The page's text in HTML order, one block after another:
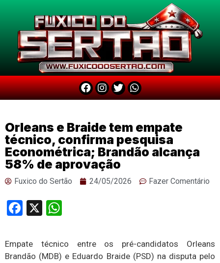
Orleans e Braide tem empate
técnico, confirma pesquisa
Econométrica; Brandão alcança
58% de aprovação
Fuxico do Sertão 24/05/2026 Fazer Comentário
Facebook
X
Empate técnico entre os pré-candidatos Orleans
Brandão (MDB) e Eduardo Braide (PSD) na disputa pelo